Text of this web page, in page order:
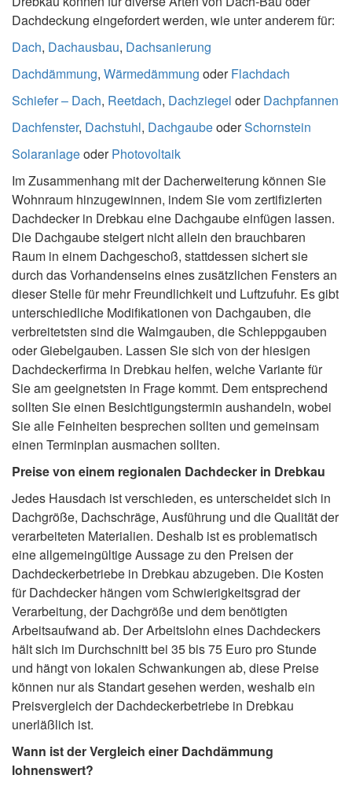
Dachdeckung eingefordert werden, wie unter anderem für:
Dach, Dachausbau, Dachsanierung
Dachdämmung, Wärmedämmung oderFlachdach
Schiefer – Dach, Reetdach, Dachziegel oderDachpfannen
Dachfenster, Dachstuhl, DachgaubeoderSchornstein
SolaranlageoderPhotovoltaik
Im Zusammenhang mit der Dacherweiterung können Sie
Wohnraum hinzugewinnen, indem Sie vom zertifizierten
Dachdecker in Drebkau eine Dachgaube einfügen lassen.
Die Dachgaube steigert nicht allein den brauchbaren
Raum in einem Dachgeschoß, stattdessen sichert sie
durch das Vorhandenseins eines zusätzlichen Fensters an
dieser Stelle für mehr Freundlichkeit und Luftzufuhr. Es gibt
unterschiedliche Modifikationen von Dachgauben, die
verbreitetsten sind die Walmgauben, die Schleppgauben
oder Giebelgauben. Lassen Sie sich von der hiesigen
Dachdeckerfirma in Drebkau helfen, welche Variante für
Sie am geeignetsten in Frage kommt. Dem entsprechend
sollten Sie einen Besichtigungstermin aushandeln, wobei
Sie alle Feinheiten besprechen sollten und gemeinsam
einen Terminplan ausmachen sollten.
Preise von einem regionalen Dachdecker in Drebkau
Jedes Hausdach ist verschieden, es unterscheidet sich in
Dachgröße, Dachschräge, Ausführung und die Qualität der
verarbeiteten Materialien. Deshalb ist es problematisch
eine allgemeingültige Aussage zu den Preisen der
Dachdeckerbetriebe in Drebkau abzugeben. Die Kosten
für Dachdecker hängen vom Schwierigkeitsgrad der
Verarbeitung, der Dachgröße und dem benötigten
Arbeitsaufwand ab. Der Arbeitslohn eines Dachdeckers
hält sich im Durchschnitt bei 35 bis 75 Euro pro Stunde
und hängt von lokalen Schwankungen ab, diese Preise
können nur als Standart gesehen werden, weshalb ein
Preisvergleich der Dachdeckerbetriebe in Drebkau
unerläßlich ist.
Wann ist der Vergleich einer Dachdämmung
lohnenswert?